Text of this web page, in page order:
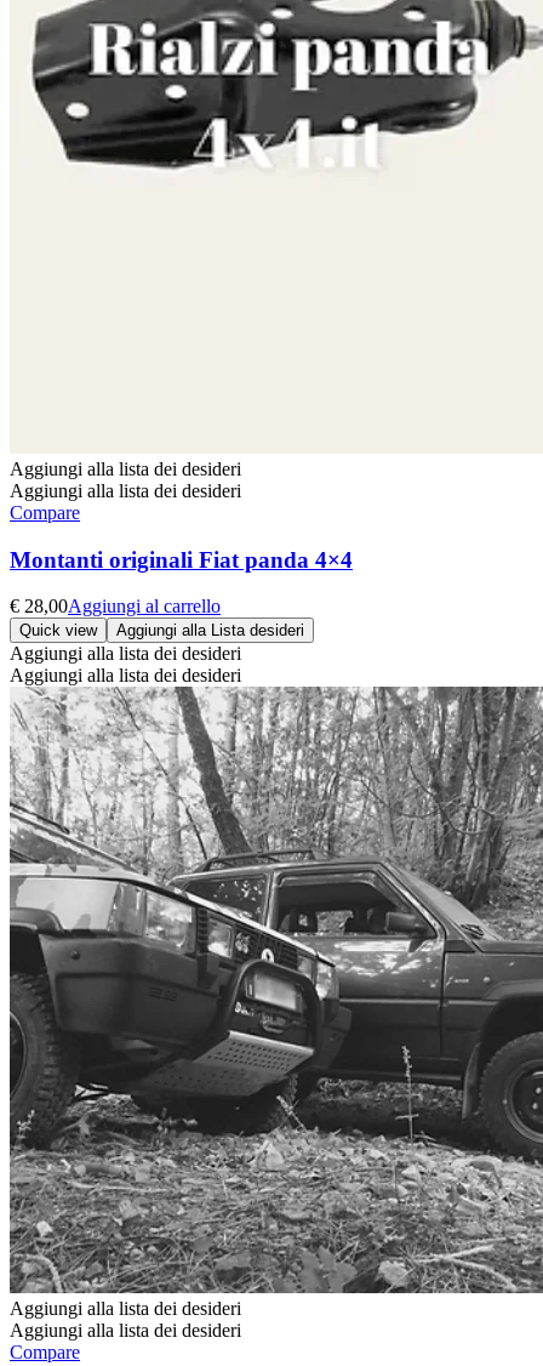
pagina
del
prodotto
Aggiungi alla lista dei desideri
Aggiungi alla lista dei desideri
Compare
Montanti originali Fiat panda 4×4
€ 28,00Aggiungi al carrello
Quick view Aggiungi alla Lista desideri
Aggiungi alla lista dei desideri
Aggiungi alla lista dei desideri
Aggiungi alla lista dei desideri
Aggiungi alla lista dei desideri
Compare